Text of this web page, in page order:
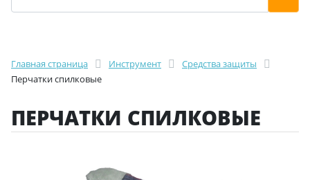
Главная страница Инструмент
Средства защиты
Перчатки спилковые
ПЕРЧАТКИ СПИЛКОВЫЕ